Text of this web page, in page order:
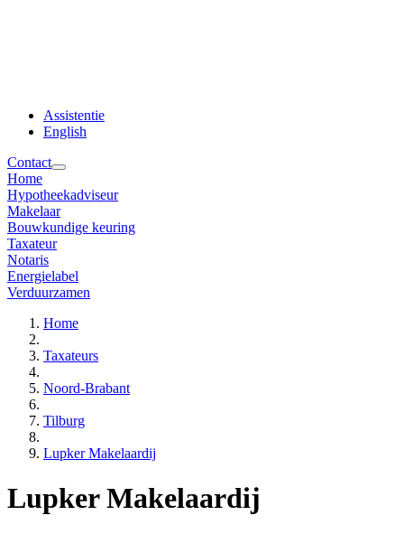
Assistentie
English
Contact
Home
Hypotheekadviseur
Makelaar
Bouwkundige keuring
Taxateur
Notaris
Energielabel
Verduurzamen
Home
Taxateurs
Noord-Brabant
Tilburg
Lupker Makelaardij
Lupker Makelaardij